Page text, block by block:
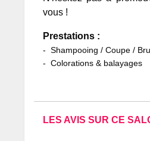
vous !
Prestations :
Shampooing / Coupe /
Colorations & balayages
LES AVIS SUR CE